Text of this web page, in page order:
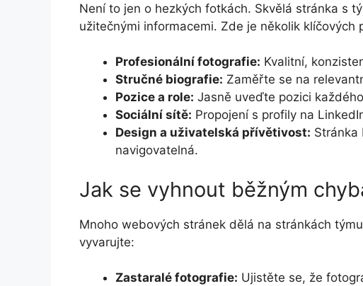
Není to jen o hezkých fotkách. Skvělá stránka s
užitečnými informacemi. Zde je několik klíčových
Profesionální fotografie: Kvalitní,
Stručné biografie: Zaměřte se na
Pozice a role: Jasně uveďte pozici
Sociální sítě: Propojení s profily na
Design a uživatelská přívětivost: Stránka
navigovatelná.
Jak se vyhnout běžným
Mnoho webových stránek dělá na stránkách
vyvarujte:
Zastaralé fotografie: Ujistěte se, že